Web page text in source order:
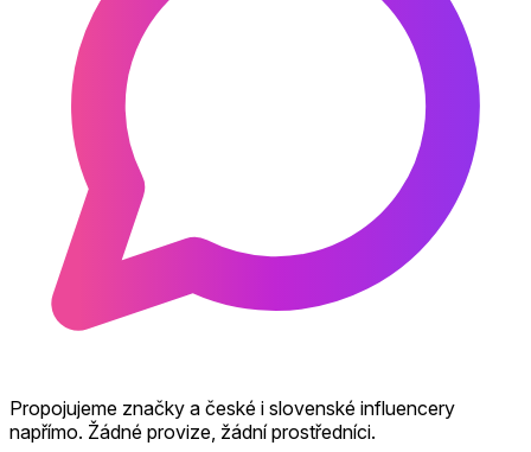
Propojujeme značky a české i slovenské influencery
napřímo. Žádné provize, žádní prostředníci.